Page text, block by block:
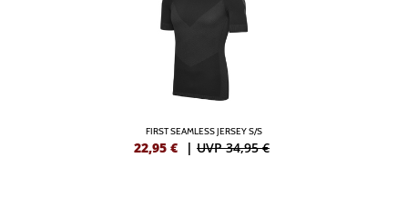
FIRST SEAMLESS JERSEY S/S
22,95 € | UVP 34,95 €